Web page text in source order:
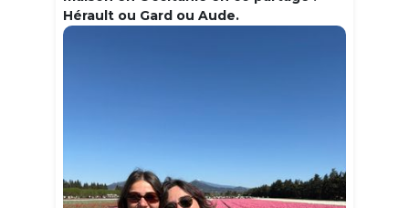
Hérault ou Gard ou Aude.